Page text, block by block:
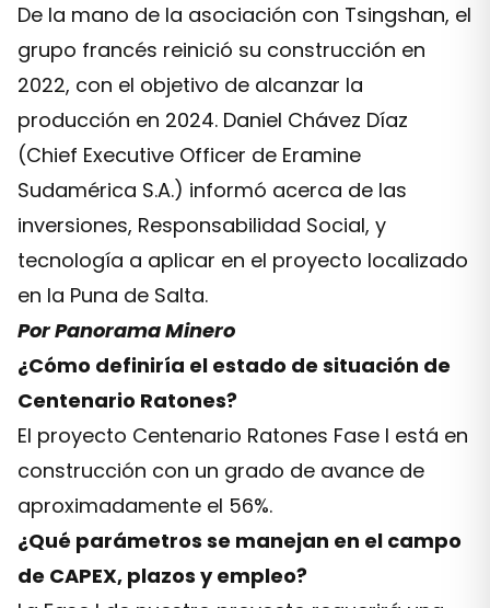
De la mano de la asociación con Tsingshan, el
grupo francés reinició su construcción en
2022, con el objetivo de alcanzar la
producción en 2024. Daniel Chávez Díaz
(Chief Executive Officer de Eramine
Sudamérica S.A.) informó acerca de las
inversiones, Responsabilidad Social, y
tecnología a aplicar en el proyecto localizado
en la Puna de Salta.
Por Panorama Minero
¿Cómo definiría el estado de situación de
Centenario Ratones?
El proyecto Centenario Ratones Fase I está en
construcción con un grado de avance de
aproximadamente el 56%.
¿Qué parámetros se manejan en el campo
de CAPEX, plazos y empleo?